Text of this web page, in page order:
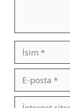
İsim
posta
İnternet